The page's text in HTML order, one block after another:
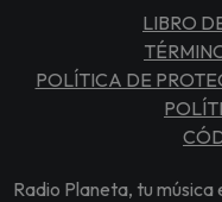
LIBRO
POLÍTICA DE
Radio Planeta, tu música